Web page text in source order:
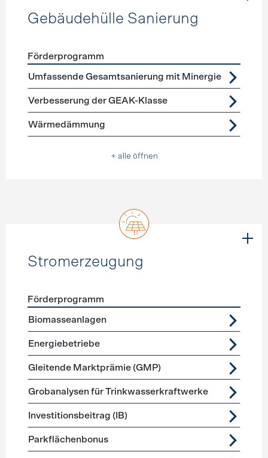
Gebäudehülle Sanierung
Förderprogramme Gebäudehülle Sanierung
Förderprogramm
Umfassende Gesamtsanierung mit Minergie
Verbesserung der GEAK-Klasse
Wärmedämmung
+ alle öffnen
Stromerzeugung
Förderprogramme
Förderprogramm
Biomasseanlagen
Energiebetriebe
Gleitende Marktprämie (GMP)
Grobanalysen für Trinkwasserkraftwerke
Investitionsbeitrag (IB)
Parkflächenbonus